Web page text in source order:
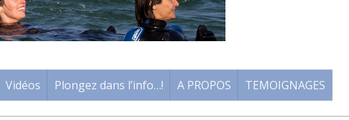
Vidéos Plongez dans l’info…! A PROPOS
TEMOIGNAGES